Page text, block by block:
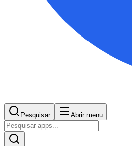
Pesquisar Abrir menu